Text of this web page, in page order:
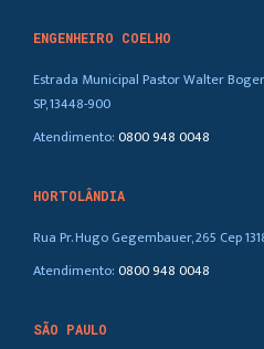
ENGENHEIRO COELHO
Estrada Municipal Pastor Walter
SP, 13448-900
Atendimento:0800 948 0048
HORTOLÂNDIA
Rua Pr. Hugo Gegembauer, 265 Cep
Atendimento:0800 948 0048
SÃO PAULO